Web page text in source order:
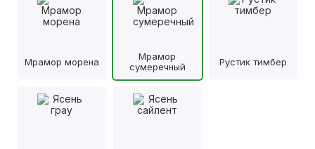
Мрамор морена
Мрамор
сумеречный
Рустик тимбер